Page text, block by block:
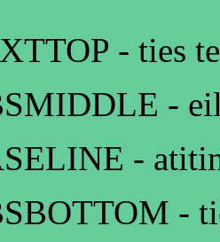
- ties
-
-
-